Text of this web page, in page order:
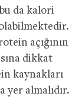
da kalori
olabilmektedir.
açığının
dikkat
kaynakları
yer almalıdır.